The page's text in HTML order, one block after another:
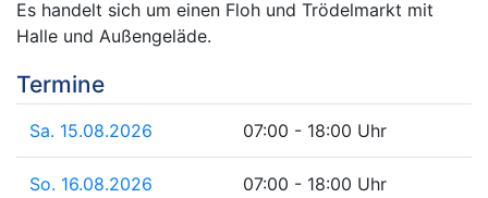
Es handelt sich um einen Floh und Trödelmarkt mit
Halle und Außengeläde.
Termine
Sa. 15.08.2026 07:00 - 18:00 Uhr
So. 16.08.2026 07:00 - 18:00 Uhr